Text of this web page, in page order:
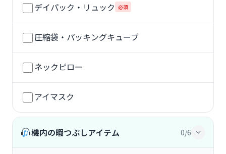
デイパック・リュック 必須
圧縮袋・パッキングキューブ
ネックピロー
アイマスク
機内の暇つぶしアイテム 0/6